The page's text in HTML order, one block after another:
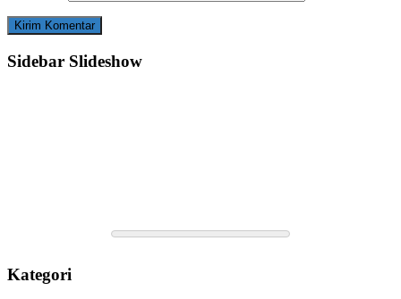
Sidebar Slideshow
Kategori